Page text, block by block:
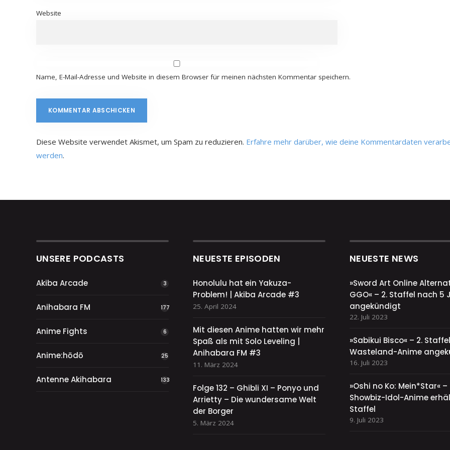
Website
Name, E-Mail-Adresse und Website in diesem Browser für meinen nächsten Kommentar speichern.
Diese Website verwendet Akismet, um Spam zu reduzieren. Erfahre mehr darüber, wie deine Kommentardaten
werden.
UNSERE PODCASTS
Akiba Arcade 3
Anihabara FM 177
Anime Fights 6
Anime:hōdō 25
Antenne Akihabara 133
NEUESTE EPISODEN
Honolulu hat ein Yakuza-
Problem! | Akiba Arcade #3
25. April 2024
Mit diesen Anime hatten wir mehr
Spaß als mit Solo Leveling |
Anihabara FM #3
11. März 2024
Folge 132 – Ghibli XI – Ponyo und
Arrietty – Die wundersame Welt
der Borger
5. März 2024
NEUESTE NEWS
»Sword Art Online
GGO« – 2. Staffel nach 5
angekündigt
22. Juli 2023
»Sabikui Bisco« – 2.
Wasteland-Anime
16. Juli 2023
»Oshi no Ko: Mein*Star« –
Showbiz-Idol-Anime
Staffel
9. Juli 2023